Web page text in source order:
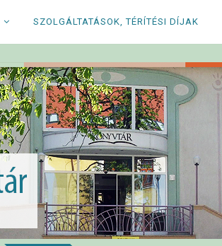
SZOLGÁLTATÁSOK, TÉRÍTÉSI DÍJAK